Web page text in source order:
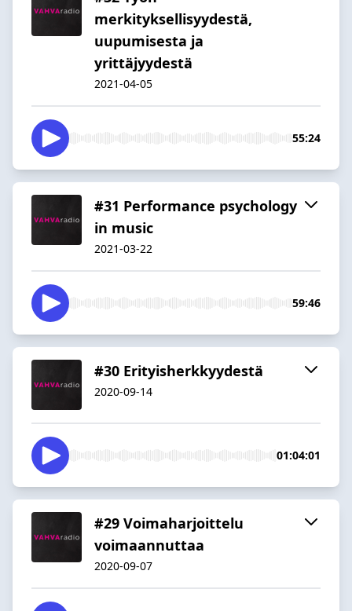
merkityksellisyydestä,
uupumisesta ja
yrittäjyydestä
2021-04-05
55:24
#31 Performance psychology
in music
2021-03-22
59:46
#30 Erityisherkkyydestä
2020-09-14
01:04:01
#29 Voimaharjoittelu
voimaannuttaa
2020-09-07